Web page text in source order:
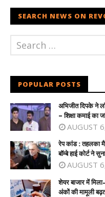
SEARCH NEWS ON
POPULAR POSTS
अभिजीत दिपके ने
– शिक्षा कमाई का
AUGUST
रेप कांड : तहलका
बॉम्बे हाई कोर्ट ने
AUGUST
शेयर बाजार में
अंकों की मामूली